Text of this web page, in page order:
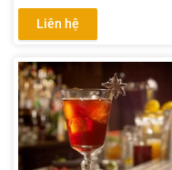
Liên hệ